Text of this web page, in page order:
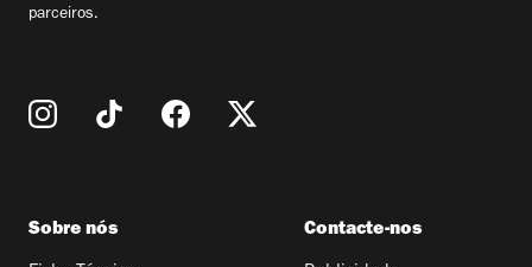
parceiros.
Sobre nós Contacte-nos